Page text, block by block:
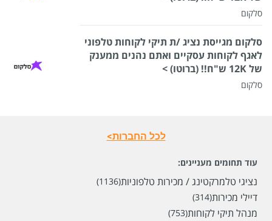
סלקום
סלקום מגייסת נציג /ת תיקי לקוחות טלפוני
לאגף לקוחות עסקיים ואתם נהנים ממענק
של 12K ש"ח!! (ברוטו) >
סלקום
לכל החברות>
עוד תחומים מעניינים:
נציגי טלמרקטינג / מכירות טלפוניות(1136)
דיילי מכירות(314)
מנהל תיקי לקוחות(753)